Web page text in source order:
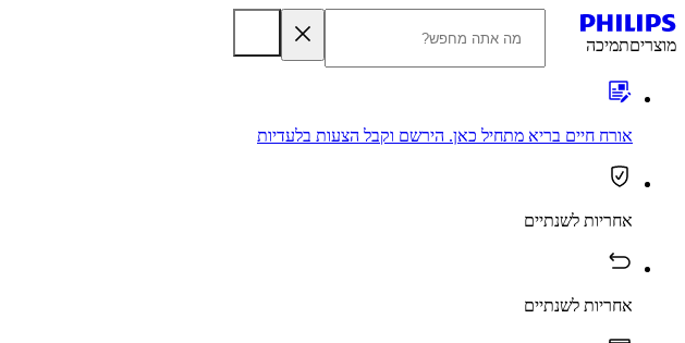
מוצריםתמיכה
אורח חיים בריא מתחיל כאן. הירשם וקבל הצעות בלעדיות
אחריות לשנתיים
אחריות לשנתיים